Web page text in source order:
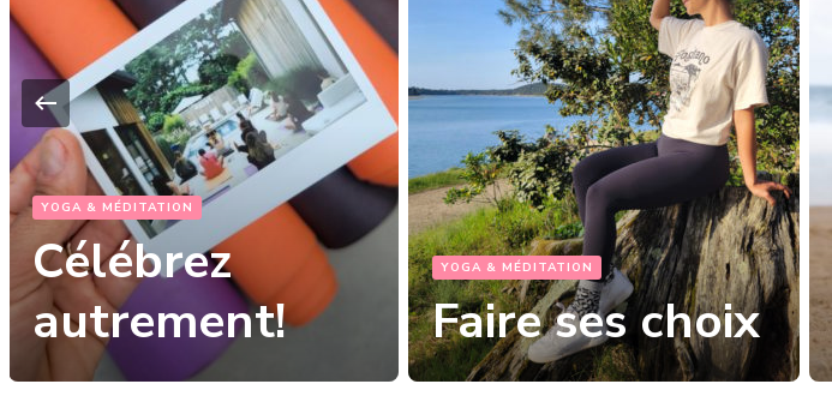
YOGA & MÉDITATION
Faire ses choix
YOGA & MÉDITATION
L’envers du
décor